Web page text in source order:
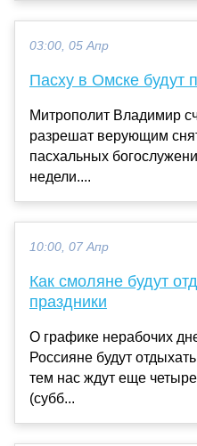
03:00, 05 Апр
Пасху в Омске будут
Митрополит Владимир
разрешат верующим
пасхальных
недели....
10:00, 07 Апр
Как смоляне будут
праздники
О графике нерабочих
Россияне будут
тем нас ждут еще
(субб...